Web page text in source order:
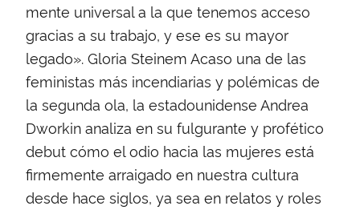
mente universal a la que tenemos acceso
gracias a su trabajo, y ese es su mayor
legado». Gloria Steinem Acaso una de las
feministas más incendiarias y polémicas de
la segunda ola, la estadounidense Andrea
Dworkin analiza en su fulgurante y profético
debut cómo el odio hacia las mujeres está
firmemente arraigado en nuestra cultura
desde hace siglos, ya sea en relatos y roles